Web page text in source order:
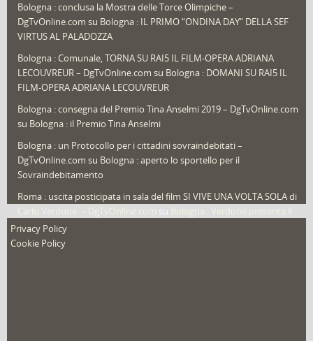
Redazioni(1.052)
Speciali (22)
Sport
That's Bologna Magazine(25)
Video (archivio) (263)
Bologna : conclusa la Mostra delle Torce Olimpiche –
DgTvOnline.com su Bologna : IL PRIMO “ONDINA DAY” DELLA SEF
VIRTUS AL PALADOZZA
Bologna : Comunale, TORNA SU RAI5 IL FILM-OPERA ADRIANA
LECOUVREUR – DgTvOnline.com su Bologna : DOMANI SU RAI5 IL
FILM-OPERA ADRIANA LECOUVREUR
Bologna : consegna del Premio Tina Anselmi 2019 – DgTvOnline.com
su Bologna : il Premio Tina Anselmi
Bologna : un Protocollo per i cittadini sovraindebitati –
DgTvOnline.com su Bologna : aperto lo sportello per il
Sovraindebitamento
Roma : uscita posticipata in sala del film SI VIVE UNA VOLTA SOLA di
su
nuovo film
Privacy Policy
Cookie Policy